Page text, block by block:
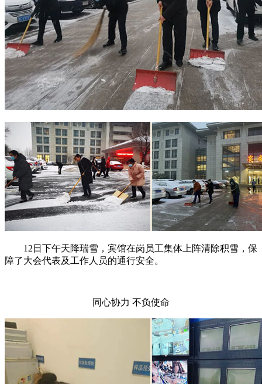
12日下午天降瑞雪，宾馆在岗员工集体上阵清除积雪，保
障了大会代表及工作人员的通行安全。
同心协力 不负使命